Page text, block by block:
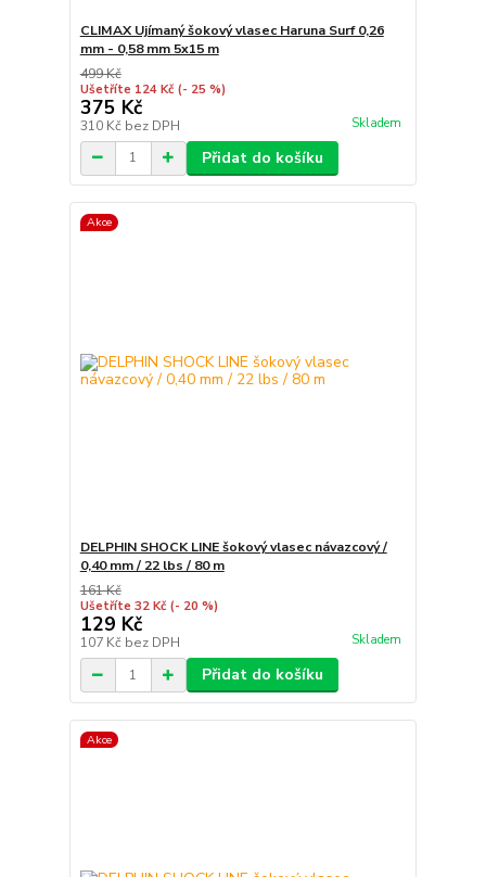
CLIMAX Ujímaný šokový vlasec Haruna Surf 0,26
mm - 0,58 mm 5x15 m
499 Kč
Ušetříte 124 Kč (- 25 %)
375 Kč
310 Kč bez DPH Skladem
Přidat do košíku
Akce
DELPHIN SHOCK LINE šokový vlasec návazcový /
0,40 mm / 22 lbs / 80 m
161 Kč
Ušetříte 32 Kč (- 20 %)
129 Kč
107 Kč bez DPH Skladem
Přidat do košíku
Akce